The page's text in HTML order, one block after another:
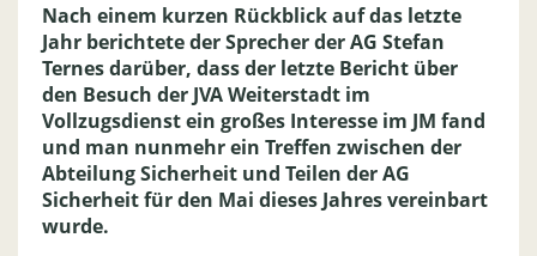
Nach einem kurzen Rückblick auf das letzte
Jahr berichtete der Sprecher der AG Stefan
Ternes darüber, dass der letzte Bericht über
den Besuch der JVA Weiterstadt im
Vollzugsdienst ein großes Interesse im JM fand
und man nunmehr ein Treffen zwischen der
Abteilung Sicherheit und Teilen der AG
Sicherheit für den Mai dieses Jahres vereinbart
wurde.